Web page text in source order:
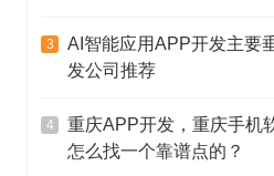
3
AI智能应用APP开发主要
发公司推荐
4
重庆APP开发，重庆手机
怎么找一个靠谱点的？